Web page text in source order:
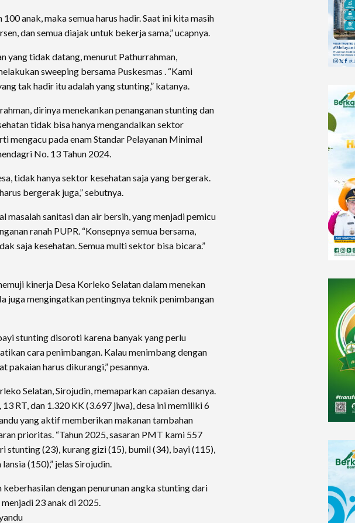
100 anak, maka semua harus hadir. Saat ini kita masih
dan semua diajak untuk bekerja sama,” ucapnya.
yang tidak datang, menurut Pathurrahman,
sweeping bersama Puskesmas . “Kami
tak hadir itu adalah yang stunting,” katanya.
dirinya menekankan penanganan stunting dan
tidak bisa hanya mengandalkan sektor
mengacu pada enam Standar Pelayanan Minimal
No. 13 Tahun 2024.
tidak hanya sektor kesehatan saja yang bergerak.
bergerak juga,” sebutnya.
masalah sanitasi dan air bersih, yang menjadi pemicu
ranah PUPR. “Konsepnya semua bersama,
saja kesehatan. Semua multi sektor bisa bicara.”
kinerja Desa Korleko Selatan dalam menekan
juga mengingatkan pentingnya teknik penimbangan
stunting disoroti karena banyak yang perlu
cara penimbangan. Kalau menimbang dengan
pakaian harus dikurangi,” pesannya.
Selatan, Sirojudin, memaparkan capaian desanya.
13 RT, dan 1.320 KK (3.697 jiwa), desa ini memiliki 6
yang aktif memberikan makanan tambahan
prioritas. “Tahun 2025, sasaran PMT kami 557
stunting (23), kurang gizi (15), bumil (34), bayi (115),
(150),” jelas Sirojudin.
dengan penurunan angka stunting dari
23 anak di 2025.